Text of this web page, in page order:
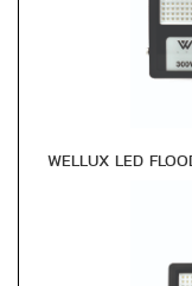
WELLUX LED